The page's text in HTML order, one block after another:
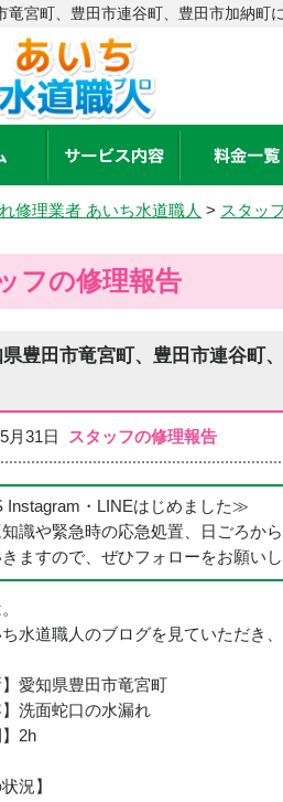
竜宮町、豊田市連谷町、豊田市加納町
修理業者 あいち水道職人 > スタッ
フの修理報告
豊田市竜宮町、豊田市連谷町
月31日 スタッフの修理報告
・LINEはじめました≫
識や緊急時の応急処置、日ごろか
ますので、ぜひフォローをお願いし
水道職人のブログを見ていただき
】愛知県豊田市竜宮町
】洗面蛇口の水漏れ
】2h
況】